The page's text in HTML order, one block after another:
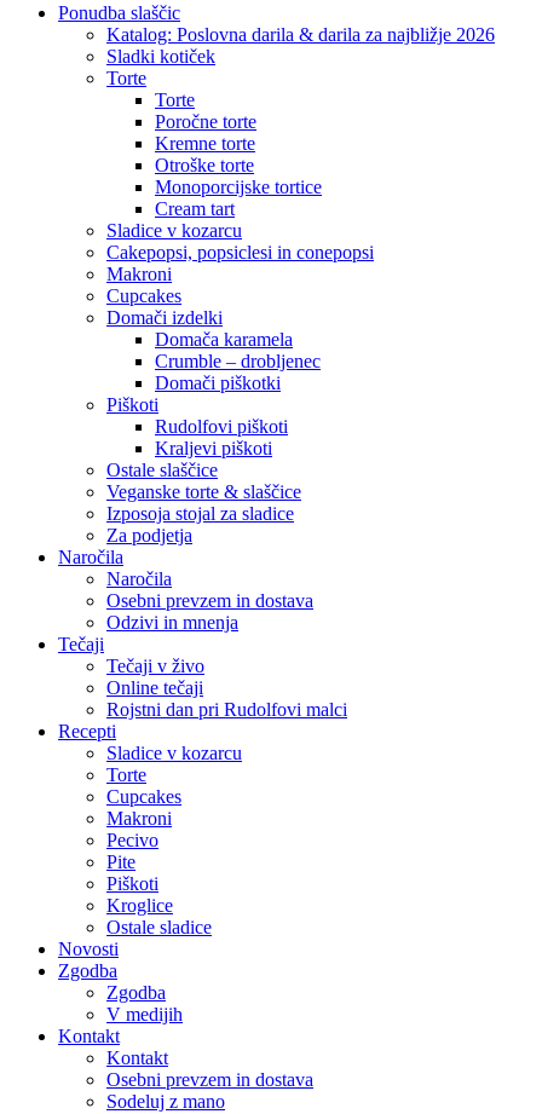
Close
Ponudba slaščic
Katalog: Poslovna darila & darila za najbližje 2026
Sladki kotiček
Torte
Torte
Poročne torte
Kremne torte
Otroške torte
Monoporcijske tortice
Cream tart
Sladice v kozarcu
Cakepopsi, popsiclesi in conepopsi
Makroni
Cupcakes
Domači izdelki
Domača karamela
Crumble – drobljenec
Domači piškotki
Piškoti
Rudolfovi piškoti
Kraljevi piškoti
Ostale slaščice
Veganske torte & slaščice
Izposoja stojal za sladice
Za podjetja
Naročila
Naročila
Osebni prevzem in dostava
Odzivi in mnenja
Tečaji
Tečaji v živo
Online tečaji
Rojstni dan pri Rudolfovi malci
Recepti
Sladice v kozarcu
Torte
Cupcakes
Makroni
Pecivo
Pite
Piškoti
Kroglice
Ostale sladice
Novosti
Zgodba
Zgodba
V medijih
Kontakt
Kontakt
Osebni prevzem in dostava
Sodeluj z mano